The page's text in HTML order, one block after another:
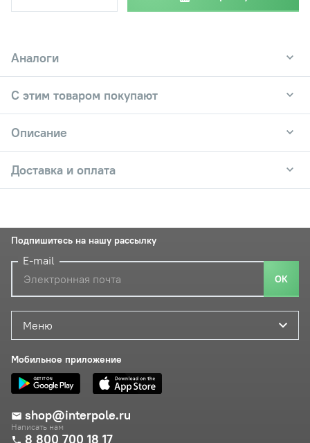
Аналоги
С этим товаром покупают
Описание
Доставка и оплата
Меню
Мобильное приложение
shop@interpole.ru
Написать нам
8 800 700 18 17
Подпишитесь на нашу рассылку
E-mail
ОК